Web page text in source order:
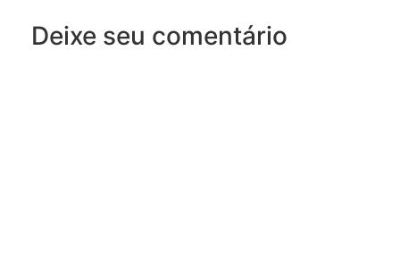
Deixe seu comentário